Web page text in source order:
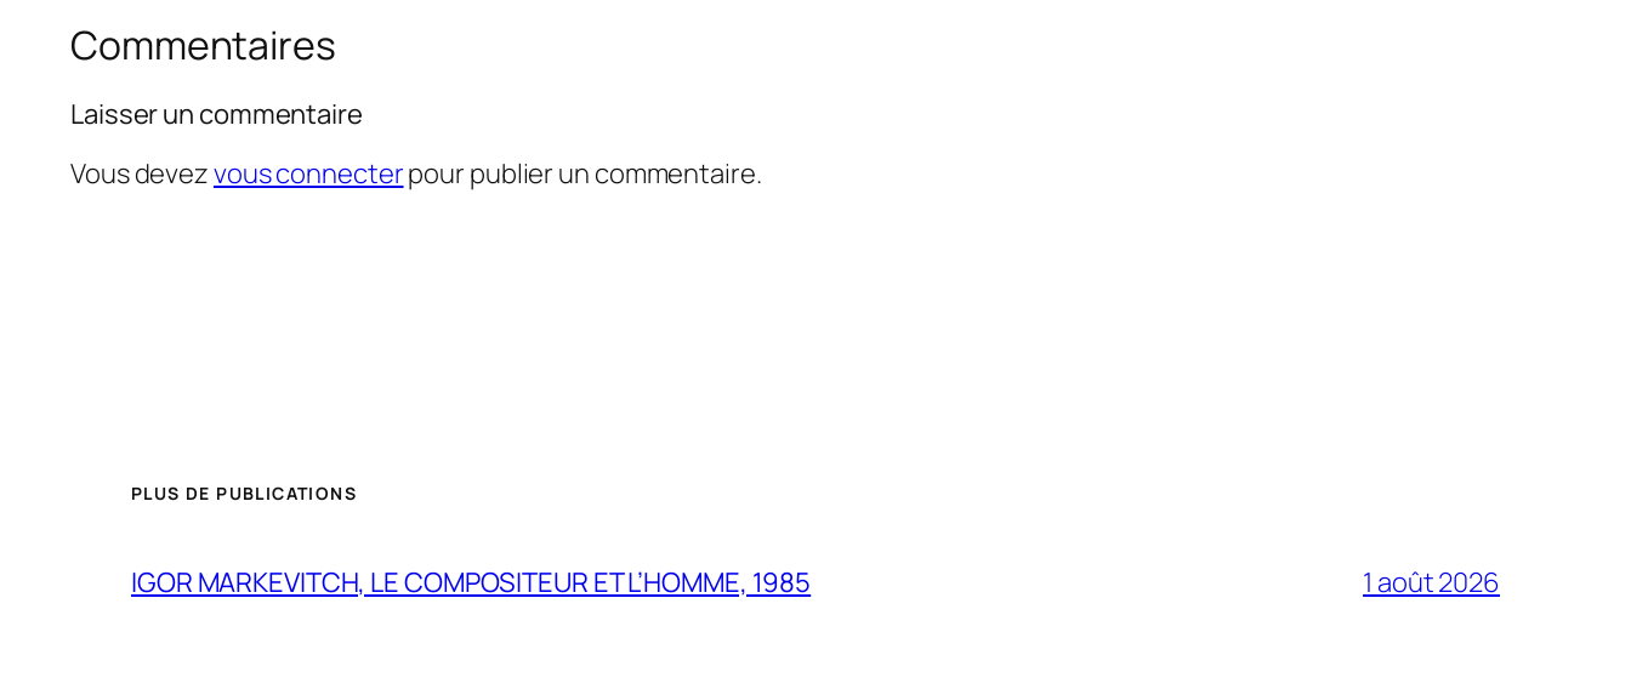
Commentaires
Laisser un commentaire
Vous devezvous connecterpour publier un commentaire.
PLUS DE PUBLICATIONS
IGOR MARKEVITCH, LE COMPOSITEUR ET L’HOMME, 1985 1 août 2026